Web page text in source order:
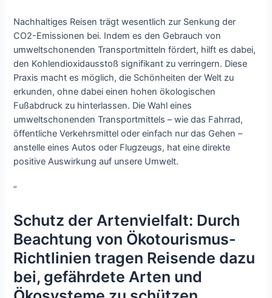
Nachhaltiges Reisen trägt wesentlich zur Senkung der
CO2-Emissionen bei. Indem es den Gebrauch von
umweltschonenden Transportmitteln fördert, hilft es dabei,
den Kohlendioxidausstoß signifikant zu verringern. Diese
Praxis macht es möglich, die Schönheiten der Welt zu
erkunden, ohne dabei einen hohen ökologischen
Fußabdruck zu hinterlassen. Die Wahl eines
umweltschonenden Transportmittels – wie das Fahrrad,
öffentliche Verkehrsmittel oder einfach nur das Gehen –
anstelle eines Autos oder Flugzeugs, hat eine direkte
positive Auswirkung auf unsere Umwelt.
“
Schutz der Artenvielfalt: Durch
Beachtung von Ökotourismus-
Richtlinien tragen Reisende dazu
bei, gefährdete Arten und